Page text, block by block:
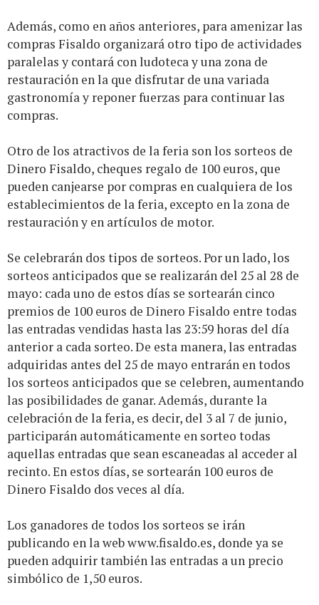
Además, como en años anteriores, para amenizar las
compras Fisaldo organizará otro tipo de actividades
paralelas y contará con ludoteca y una zona de
restauración en la que disfrutar de una variada
gastronomía y reponer fuerzas para continuar las
compras.
Otro de los atractivos de la feria son los sorteos de
Dinero Fisaldo, cheques regalo de 100 euros, que
pueden canjearse por compras en cualquiera de los
establecimientos de la feria, excepto en la zona de
restauración y en artículos de motor.
Se celebrarán dos tipos de sorteos. Por un lado, los
sorteos anticipados que se realizarán del 25 al 28 de
mayo: cada uno de estos días se sortearán cinco
premios de 100 euros de Dinero Fisaldo entre todas
las entradas vendidas hasta las 23:59 horas del día
anterior a cada sorteo. De esta manera, las entradas
adquiridas antes del 25 de mayo entrarán en todos
los sorteos anticipados que se celebren, aumentando
las posibilidades de ganar. Además, durante la
celebración de la feria, es decir, del 3 al 7 de junio,
participarán automáticamente en sorteo todas
aquellas entradas que sean escaneadas al acceder al
recinto. En estos días, se sortearán 100 euros de
Dinero Fisaldo dos veces al día.
Los ganadores de todos los sorteos se irán
publicando en la webwww.fisaldo.es, donde ya se
pueden adquirir también las entradas a un precio
simbólico de 1,50 euros.